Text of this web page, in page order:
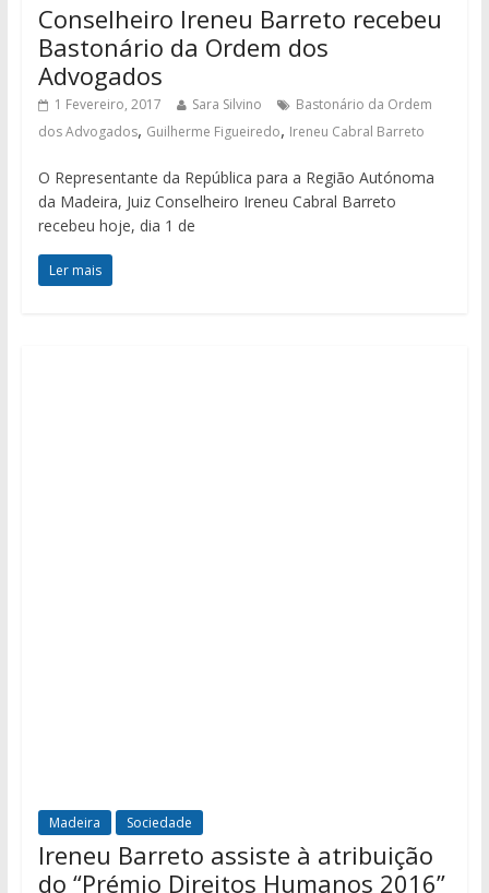
Conselheiro Ireneu Barreto recebeu
Bastonário da Ordem dos
Advogados
1 Fevereiro, 2017 Sara Silvino
Bastonário da Ordem
dos Advogados, Guilherme Figueiredo, Ireneu Cabral Barreto
O Representante da República para a Região Autónoma
da Madeira, Juiz Conselheiro Ireneu Cabral Barreto
recebeu hoje, dia 1 de
Ler mais
Madeira Sociedade
Ireneu Barreto assiste à atribuição
do “Prémio Direitos Humanos 2016”